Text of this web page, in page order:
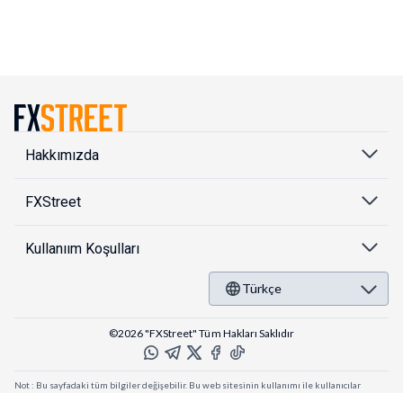
Hakkımızda
FXStreet
Kullanıım Koşulları
Türkçe
©2026 "FXStreet" Tüm Hakları Saklıdır
Not : Bu sayfadaki tüm bilgiler değişebilir. Bu web sitesinin kullanımı ile kullanıcılar